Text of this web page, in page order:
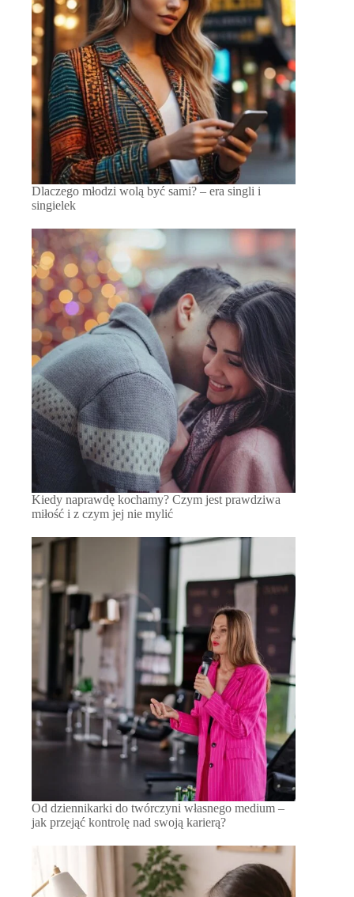
Dlaczego młodzi wolą być sami? – era singli i
singielek
Kiedy naprawdę kochamy? Czym jest prawdziwa
miłość i z czym jej nie mylić
Od dziennikarki do twórczyni własnego medium –
jak przejąć kontrolę nad swoją karierą?